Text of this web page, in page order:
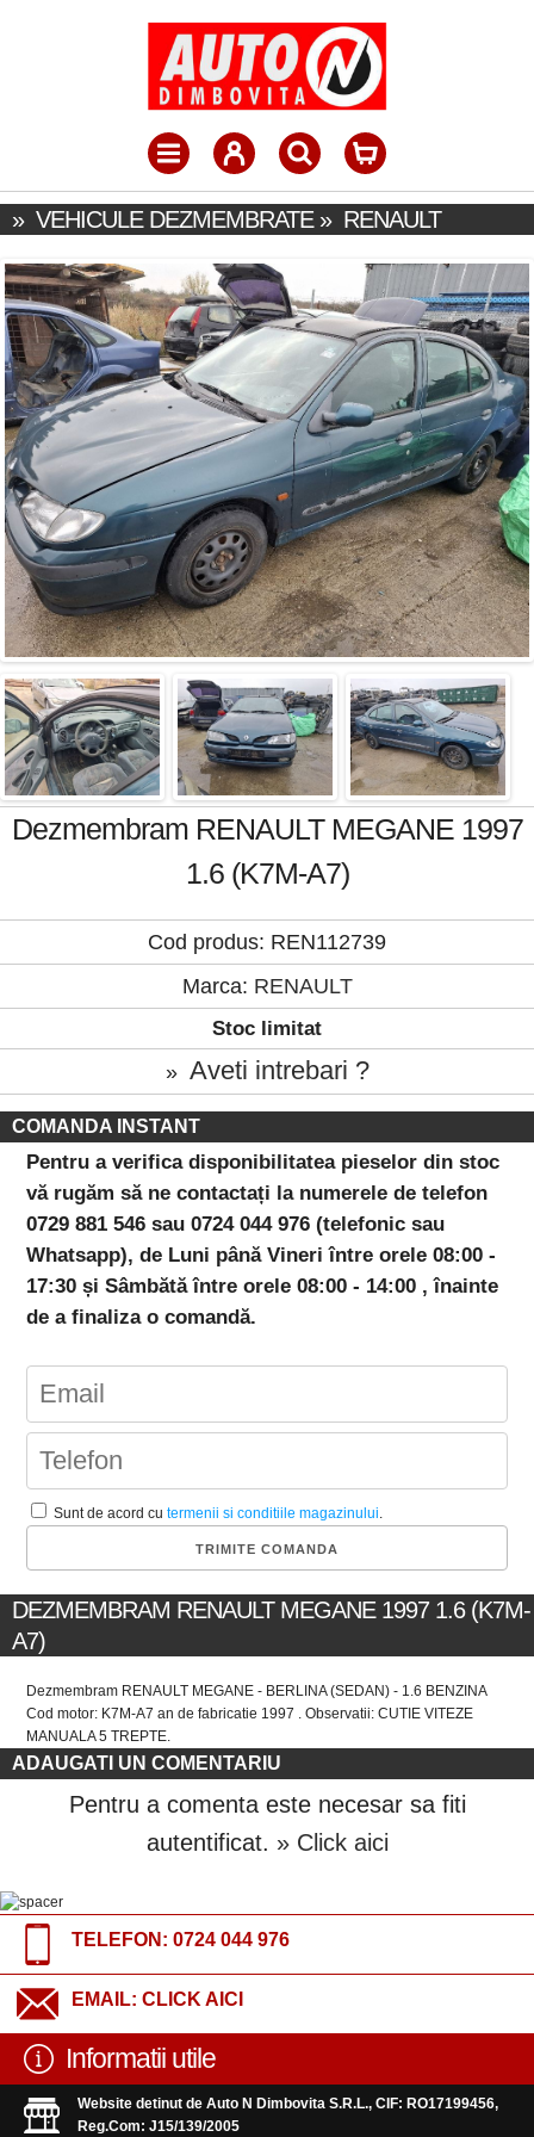
» VEHICULE DEZMEMBRATE» RENAULT
Dezmembram RENAULT MEGANE 1997
1.6 (K7M-A7)
Cod produs: REN112739
Marca: RENAULT
Stoc limitat
» Aveti intrebari ?
COMANDA INSTANT
Pentru a verifica disponibilitatea pieselor din stoc
vă rugăm să ne contactați la numerele de telefon
0729 881 546 sau 0724 044 976 (telefonic sau
Whatsapp), de Luni până Vineri între orele 08:00 -
17:30 și Sâmbătă între orele 08:00 - 14:00 , înainte
de a finaliza o comandă.
Sunt de acord cutermenii si conditiile magazinului.
DEZMEMBRAM RENAULT MEGANE 1997 1.6 (K7M-
A7)
Dezmembram RENAULT MEGANE - BERLINA (SEDAN) - 1.6 BENZINA
Cod motor: K7M-A7 an de fabricatie 1997 . Observatii: CUTIE VITEZE
MANUALA 5 TREPTE.
ADAUGATI UN COMENTARIU
Pentru a comenta este necesar sa fiti
autentificat. » Click aici
TELEFON: 0724 044 976
EMAIL: CLICK AICI
Informatii utile
Website detinut de Auto N Dimbovita S.R.L., CIF: RO17199456,
Reg.Com: J15/139/2005